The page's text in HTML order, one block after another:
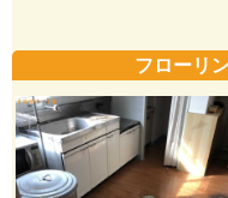
フローリ